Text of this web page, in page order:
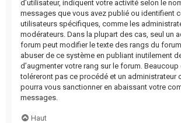
d’utilisateur, indiquent votre activité selon le
messages que vous avez publié ou identifient
utilisateurs spécifiques, comme les
modérateurs. Dans la plupart des cas, seul un
forum peut modifier le texte des rangs du
abuser de ce système en publiant inutilement
d’augmenter votre rang sur le forum.
toléreront pas ce procédé et un administrateur
pourra vous sanctionner en abaissant votre
messages.
Haut